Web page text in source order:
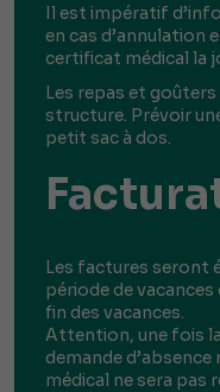
Il est impératif
en cas d’annulation
certificat médical la
Les repas et
structure. Prévoir
petit sac à dos.
Les factures seront
période de
fin des vacances.
Attention, une fois
demande
médical ne sera pas